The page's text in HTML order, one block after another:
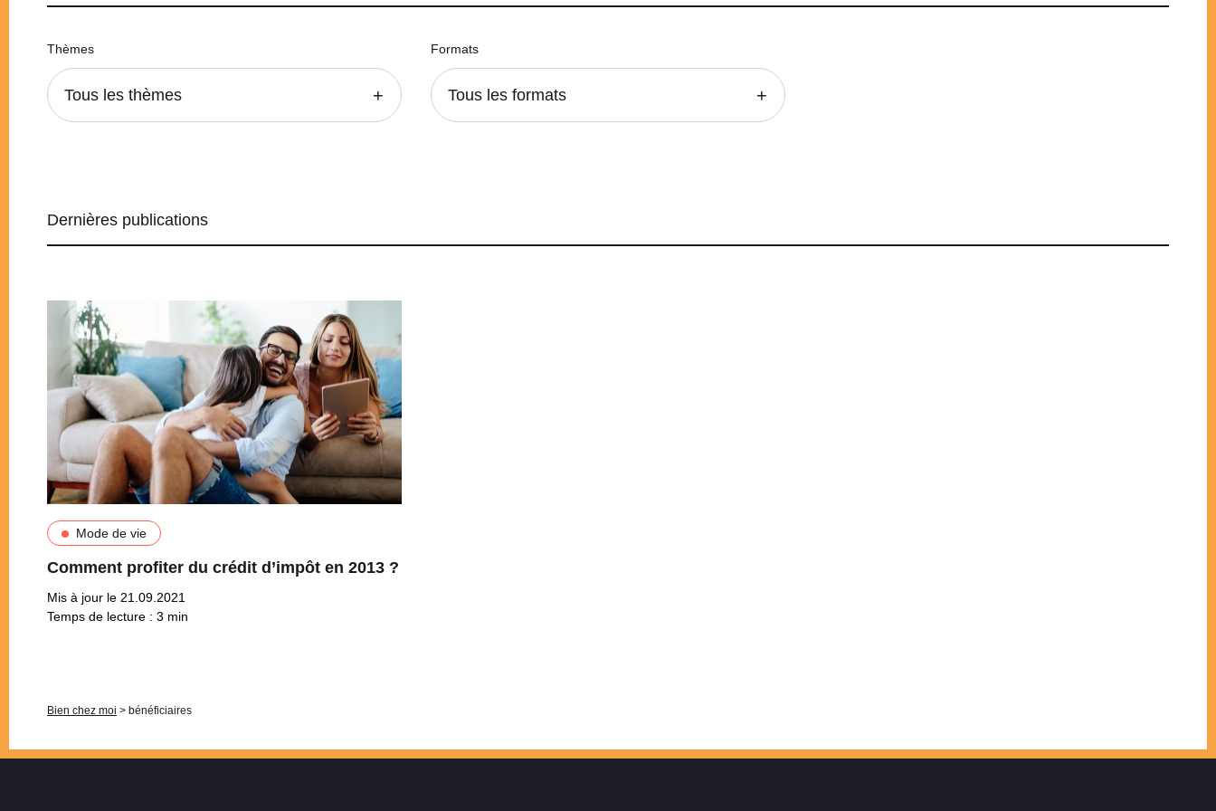
Thèmes
Tous les thèmes
Formats
Tous les formats
Dernières publications
Mode de vie
Comment profiter du crédit d’impôt en 2013 ?
Mis à jour le 21.09.2021
Temps de lecture : 3 min
Bien chez moi > bénéficiaires